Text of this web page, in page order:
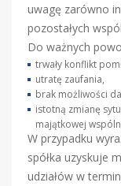
uwagę zarówno
pozostałych
Do ważnych
trwały konflikt
utratę zaufania,
brak możliwości
istotną zmianę
majątkowej
W przypadku
spółka uzyskuje
udziałów w